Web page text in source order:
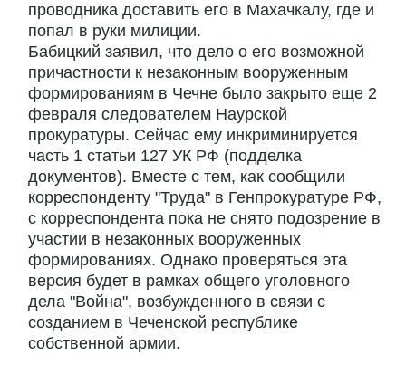
проводника доставить его в Махачкалу, где и
попал в руки милиции.
Бабицкий заявил, что дело о его возможной
причастности к незаконным вооруженным
формированиям в Чечне было закрыто еще 2
февраля следователем Наурской
прокуратуры. Сейчас ему инкриминируется
часть 1 статьи 127 УК РФ (подделка
документов). Вместе с тем, как сообщили
корреспонденту "Труда" в Генпрокуратуре РФ,
с корреспондента пока не снято подозрение в
участии в незаконных вооруженных
формированиях. Однако проверяться эта
версия будет в рамках общего уголовного
дела "Война", возбужденного в связи с
созданием в Чеченской республике
собственной армии.